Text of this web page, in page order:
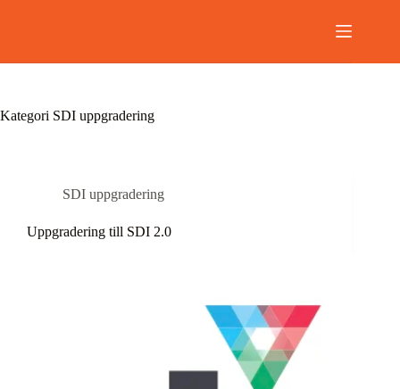
Kategori SDI uppgradering
SDI uppgradering
Uppgradering till SDI 2.0